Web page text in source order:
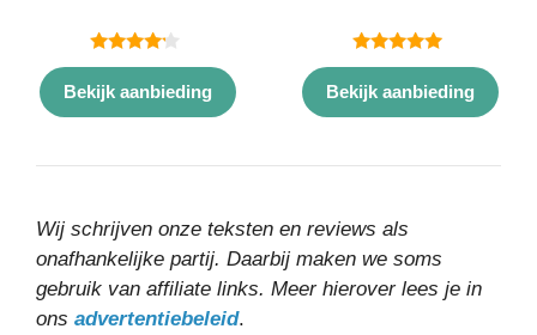
4.00
van 5
Bekijk aanbieding
5.00
van 5
Bekijk aanbieding
Wij schrijven onze teksten en reviews als
onafhankelijke partij. Daarbij maken we soms
gebruik van affiliate links. Meer hierover lees je in
ons advertentiebeleid.